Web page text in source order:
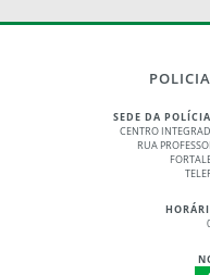
SEDE DA
CENTRO
RUA